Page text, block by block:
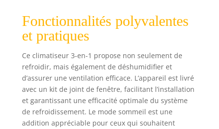
Fonctionnalités polyvalentes
et pratiques
Ce climatiseur 3-en-1 propose non seulement de
refroidir, mais également de déshumidifier et
d’assurer une ventilation efficace. L’appareil est livré
avec un kit de joint de fenêtre, facilitant l’installation
et garantissant une efficacité optimale du système
de refroidissement. Le mode sommeil est une
addition appréciable pour ceux qui souhaitent